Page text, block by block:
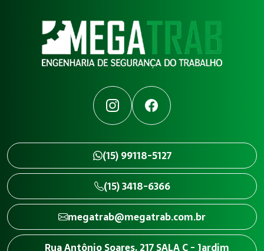
InstagramFacebook
(15) 99118-5127
(15) 3418-6366
megatrab@megatrab.com.br
Rua Antônio Soares, 217 SALA C - Jardim